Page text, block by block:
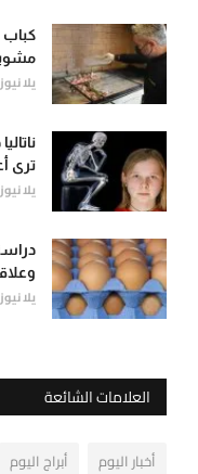
كباب
يلا
ترى
يلا
يلا
العلامات الشائعة
أخبار اليوم أبراج اليوم